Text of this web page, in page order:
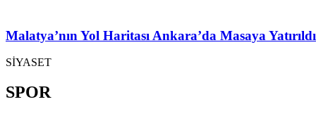
Malatya’nın Yol Haritası Ankara’da Masaya Yatırıldı
SİYASET
SPOR